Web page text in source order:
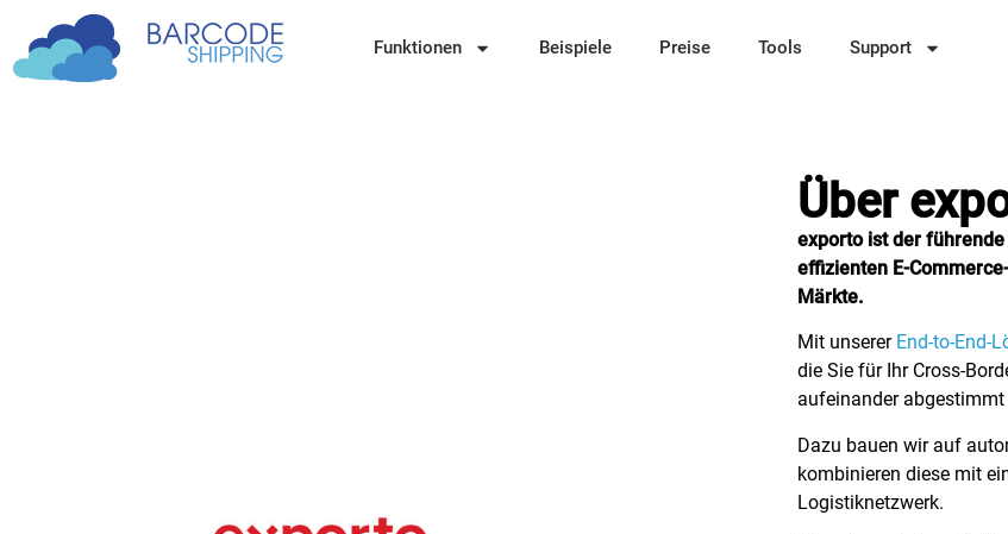
Funktionen Beispiele Preise Tools Support
Über
exporto ist der
effizienten E-
Märkte.
Mit unserer End-to-End-
die Sie für Ihr Cross-
aufeinander
Dazu bauen wir auf
kombinieren diese mit
Logistiknetzwerk.